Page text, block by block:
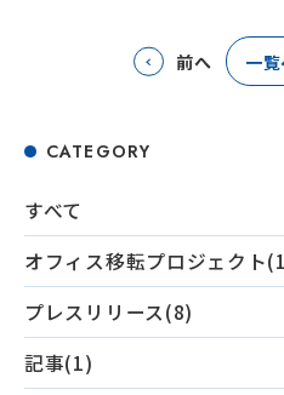
前へ 一
CATEGORY
すべて
オフィス移転プロジェクト
プレスリリース(8)
記事(1)